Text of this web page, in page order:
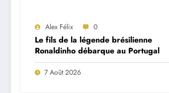
Alex Félix 0
Le fils de la légende brésilienne
Ronaldinho débarque au Portugal
7 Août 2026